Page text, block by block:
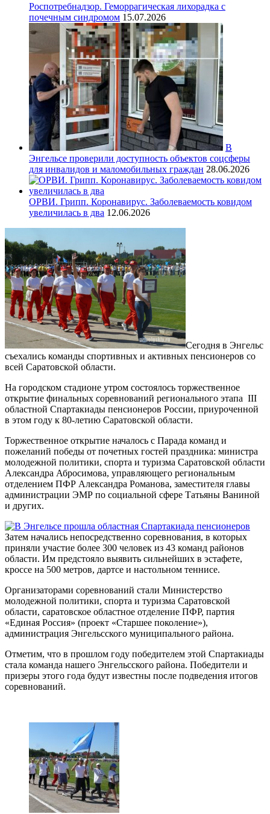
Роспотребнадзор. Геморрагическая лихорадка с
почечным синдромом 15.07.2026
В
Энгельсе проверили доступность объектов соцсферы
для инвалидов и маломобильных граждан 28.06.2026
ОРВИ. Грипп. Коронавирус. Заболеваемость ковидом
увеличилась в два 12.06.2026
Сегодня в Энгельс
съехались команды спортивных и активных пенсионеров со
всей Саратовской области.
На городском стадионе утром состоялось торжественное
открытие финальных соревнований регионального этапа III
областной Спартакиады пенсионеров России, приуроченной
в этом году к 80-летию Саратовской области.
Торжественное открытие началось с Парада команд и
пожеланий победы от почетных гостей праздника: министра
молодежной политики, спорта и туризма Саратовской области
Александра Абросимова, управляющего региональным
отделением ПФР Александра Романова, заместителя главы
администрации ЭМР по социальной сфере Татьяны Ваниной
и других.
Затем начались непосредственно соревнования, в которых
приняли участие более 300 человек из 43 команд районов
области. Им предстояло выявить сильнейших в эстафете,
кроссе на 500 метров, дартсе и настольном теннисе.
Организаторами соревнований стали Министерство
молодежной политики, спорта и туризма Саратовской
области, саратовское областное отделение ПФР, партия
«Единая Россия» (проект «Старшее поколение»),
администрация Энгельсского муниципального района.
Отметим, что в прошлом году победителем этой Спартакиады
стала команда нашего Энгельсского района. Победители и
призеры этого года будут известны после подведения итогов
соревнований.